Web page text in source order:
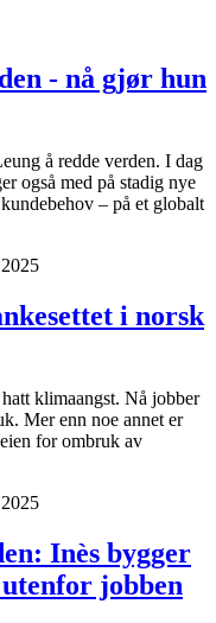
- nå gjør hun
å redde verden. I dag
også med på stadig nye
– på et globalt
i norsk
klimaangst. Nå jobber
Mer enn noe annet er
for ombruk av
Inès bygger
jobben